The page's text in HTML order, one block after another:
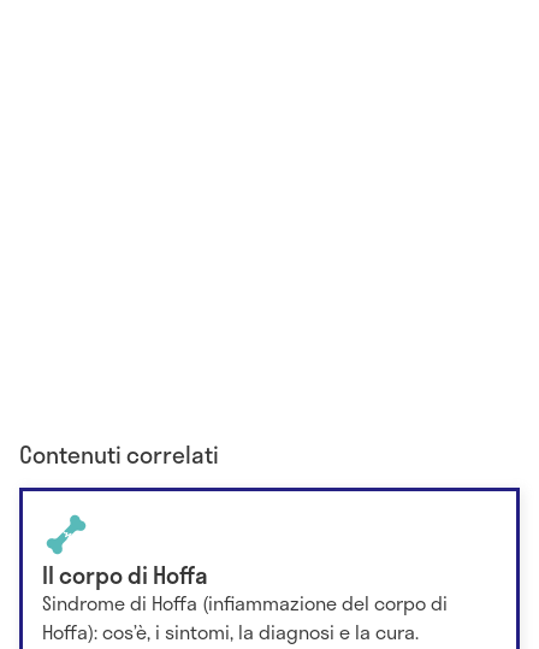
Contenuti correlati
Il corpo di Hoffa
Sindrome di Hoffa (infiammazione del corpo di
Hoffa): cos’è, i sintomi, la diagnosi e la cura.